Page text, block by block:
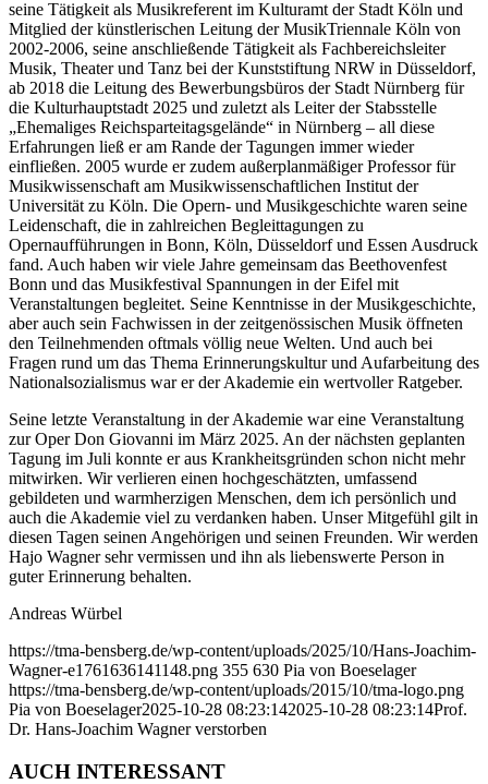
seine Tätigkeit als Musikreferent im Kulturamt der Stadt Köln und
Mitglied der künstlerischen Leitung der MusikTriennale Köln von
2002-2006, seine anschließende Tätigkeit als Fachbereichsleiter
Musik, Theater und Tanz bei der Kunststiftung NRW in Düsseldorf,
ab 2018 die Leitung des Bewerbungsbüros der Stadt Nürnberg für
die Kulturhauptstadt 2025 und zuletzt als Leiter der Stabsstelle
„Ehemaliges Reichsparteitagsgelände“ in Nürnberg – all diese
Erfahrungen ließ er am Rande der Tagungen immer wieder
einfließen. 2005 wurde er zudem außerplanmäßiger Professor für
Musikwissenschaft am Musikwissenschaftlichen Institut der
Universität zu Köln. Die Opern- und Musikgeschichte waren seine
Leidenschaft, die in zahlreichen Begleittagungen zu
Opernaufführungen in Bonn, Köln, Düsseldorf und Essen Ausdruck
fand. Auch haben wir viele Jahre gemeinsam das Beethovenfest
Bonn und das Musikfestival Spannungen in der Eifel mit
Veranstaltungen begleitet. Seine Kenntnisse in der Musikgeschichte,
aber auch sein Fachwissen in der zeitgenössischen Musik öffneten
den Teilnehmenden oftmals völlig neue Welten. Und auch bei
Fragen rund um das Thema Erinnerungskultur und Aufarbeitung des
Nationalsozialismus war er der Akademie ein wertvoller Ratgeber.
Seine letzte Veranstaltung in der Akademie war eine Veranstaltung
zur Oper Don Giovanni im März 2025. An der nächsten geplanten
Tagung im Juli konnte er aus Krankheitsgründen schon nicht mehr
mitwirken. Wir verlieren einen hochgeschätzten, umfassend
gebildeten und warmherzigen Menschen, dem ich persönlich und
auch die Akademie viel zu verdanken haben. Unser Mitgefühl gilt in
diesen Tagen seinen Angehörigen und seinen Freunden. Wir werden
Hajo Wagner sehr vermissen und ihn als liebenswerte Person in
guter Erinnerung behalten.
Andreas Würbel
https://tma-bensberg.de/wp-content/uploads/2025/10/Hans-Joachim-
Wagner-e1761636141148.png 355 630 Pia von Boeselager
https://tma-bensberg.de/wp-content/uploads/2015/10/tma-logo.png
Pia von Boeselager2025-10-28 08:23:142025-10-28 08:23:14Prof.
Dr. Hans-Joachim Wagner verstorben
AUCH INTERESSANT